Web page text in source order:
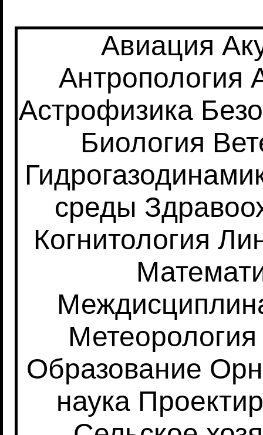
Авиация
Антропология
Астрофизика
Биология
среды
Когнитология
Метеорология
Образование
наука